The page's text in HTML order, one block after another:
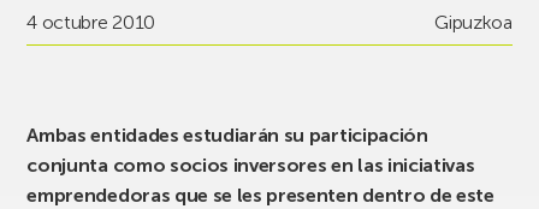
4 octubre 2010 Gipuzkoa
Ambas entidades estudiarán su participación
conjunta como socios inversores en las iniciativas
emprendedoras que se les presenten dentro de este